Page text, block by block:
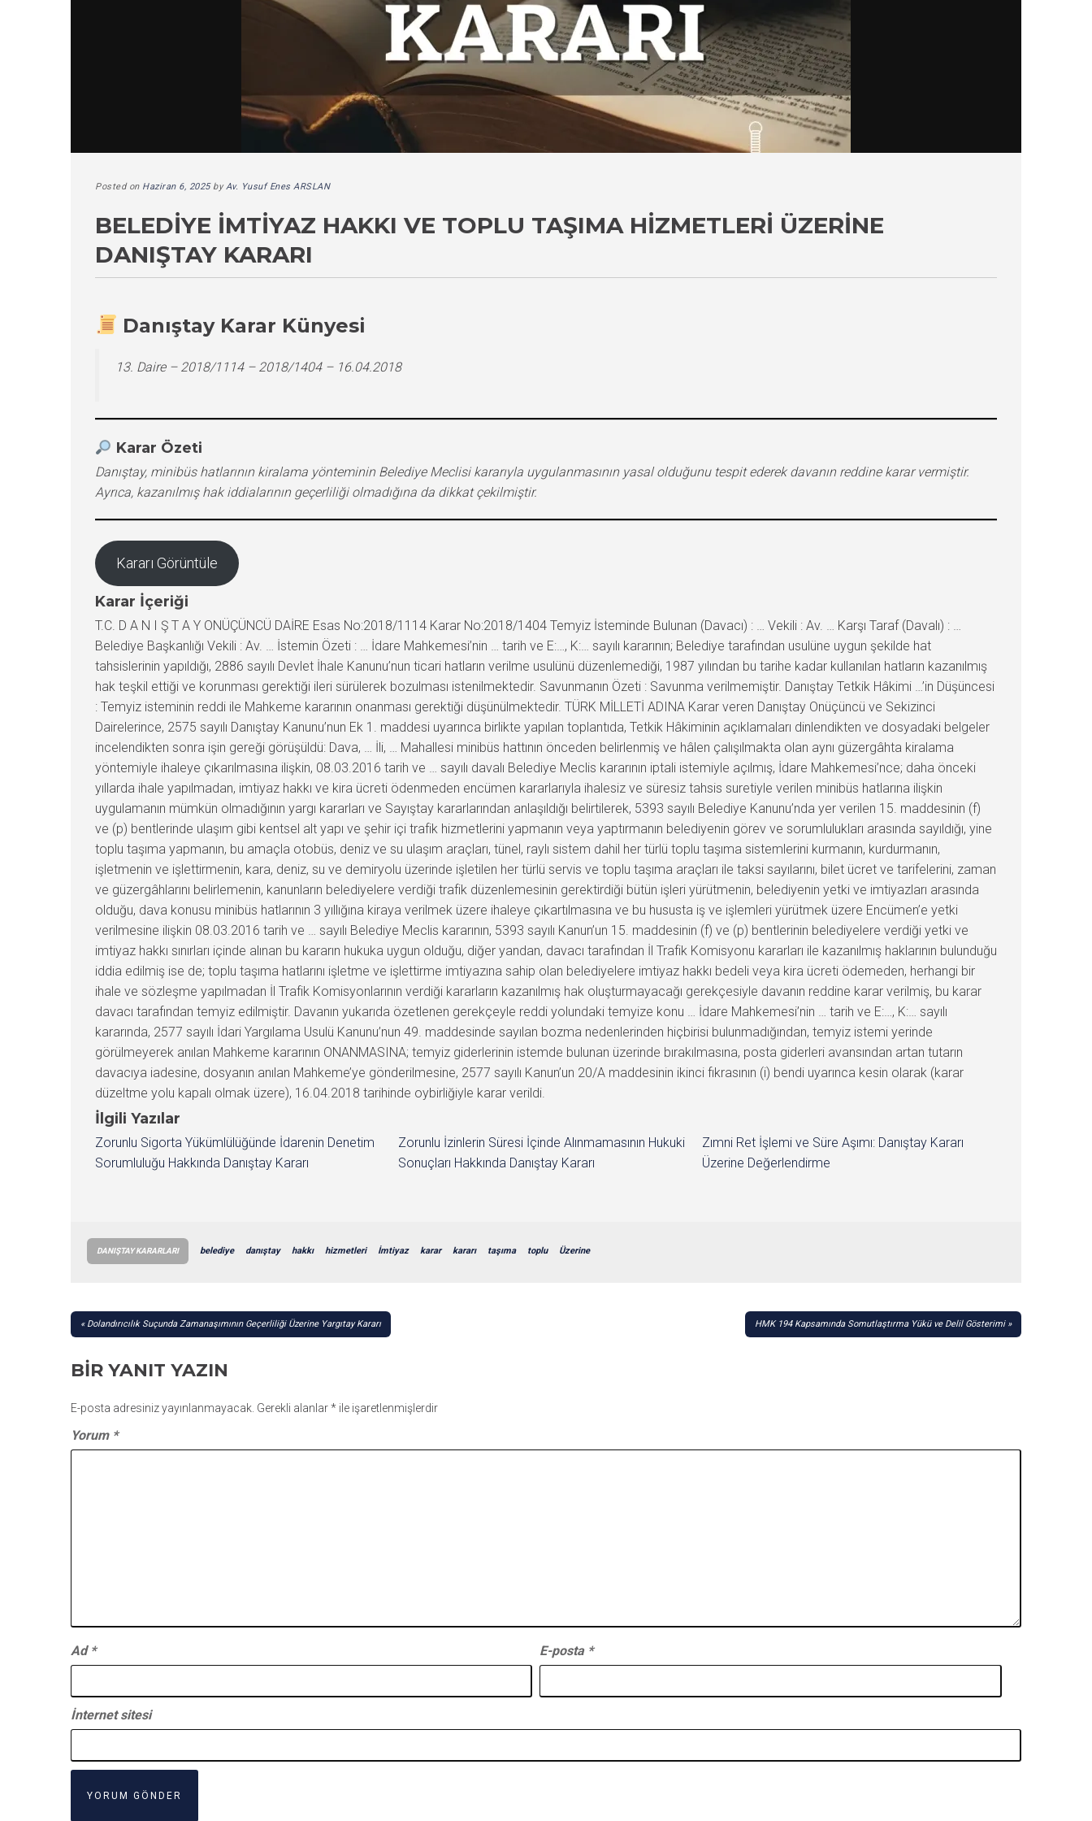
Posted on Haziran 6, 2025byAv. Yusuf Enes ARSLAN
BELEDIYE İMTIYAZ HAKKI VE TOPLU TAŞIMA HIZMETLERI ÜZERINE
DANIŞTAY KARARI
Danıştay Karar Künyesi
13. Daire – 2018/1114 – 2018/1404 – 16.04.2018
Karar Özeti
Danıştay, minibüs hatlarının kiralama yönteminin Belediye Meclisi kararıyla uygulanmasının yasal olduğunu tespit ederek davanın reddine karar vermiştir.
Ayrıca, kazanılmış hak iddialarının geçerliliği olmadığına da dikkat çekilmiştir.
Kararı Görüntüle
Karar İçeriği
T.C. D A N I Ş T A Y ONÜÇÜNCÜ DAİRE Esas No:2018/1114 Karar No:2018/1404 Temyiz İsteminde Bulunan (Davacı) : … Vekili : Av. … Karşı Taraf (Davalı) : …
Belediye Başkanlığı Vekili : Av. … İstemin Özeti : … İdare Mahkemesi’nin … tarih ve E:…, K:… sayılı kararının; Belediye tarafından usulüne uygun şekilde hat
tahsislerinin yapıldığı, 2886 sayılı Devlet İhale Kanunu’nun ticari hatların verilme usulünü düzenlemediği, 1987 yılından bu tarihe kadar kullanılan hatların kazanılmış
hak teşkil ettiği ve korunması gerektiği ileri sürülerek bozulması istenilmektedir. Savunmanın Özeti : Savunma verilmemiştir. Danıştay Tetkik Hâkimi …’in Düşüncesi
: Temyiz isteminin reddi ile Mahkeme kararının onanması gerektiği düşünülmektedir. TÜRK MİLLETİ ADINA Karar veren Danıştay Onüçüncü ve Sekizinci
Dairelerince, 2575 sayılı Danıştay Kanunu’nun Ek 1. maddesi uyarınca birlikte yapılan toplantıda, Tetkik Hâkiminin açıklamaları dinlendikten ve dosyadaki belgeler
incelendikten sonra işin gereği görüşüldü: Dava, … İli, … Mahallesi minibüs hattının önceden belirlenmiş ve hâlen çalışılmakta olan aynı güzergâhta kiralama
yöntemiyle ihaleye çıkarılmasına ilişkin, 08.03.2016 tarih ve … sayılı davalı Belediye Meclis kararının iptali istemiyle açılmış, İdare Mahkemesi’nce; daha önceki
yıllarda ihale yapılmadan, imtiyaz hakkı ve kira ücreti ödenmeden encümen kararlarıyla ihalesiz ve süresiz tahsis suretiyle verilen minibüs hatlarına ilişkin
uygulamanın mümkün olmadığının yargı kararları ve Sayıştay kararlarından anlaşıldığı belirtilerek, 5393 sayılı Belediye Kanunu’nda yer verilen 15. maddesinin (f)
ve (p) bentlerinde ulaşım gibi kentsel alt yapı ve şehir içi trafik hizmetlerini yapmanın veya yaptırmanın belediyenin görev ve sorumlulukları arasında sayıldığı, yine
toplu taşıma yapmanın, bu amaçla otobüs, deniz ve su ulaşım araçları, tünel, raylı sistem dahil her türlü toplu taşıma sistemlerini kurmanın, kurdurmanın,
işletmenin ve işlettirmenin, kara, deniz, su ve demiryolu üzerinde işletilen her türlü servis ve toplu taşıma araçları ile taksi sayılarını, bilet ücret ve tarifelerini, zaman
ve güzergâhlarını belirlemenin, kanunların belediyelere verdiği trafik düzenlemesinin gerektirdiği bütün işleri yürütmenin, belediyenin yetki ve imtiyazları arasında
olduğu, dava konusu minibüs hatlarının 3 yıllığına kiraya verilmek üzere ihaleye çıkartılmasına ve bu hususta iş ve işlemleri yürütmek üzere Encümen’e yetki
verilmesine ilişkin 08.03.2016 tarih ve … sayılı Belediye Meclis kararının, 5393 sayılı Kanun’un 15. maddesinin (f) ve (p) bentlerinin belediyelere verdiği yetki ve
imtiyaz hakkı sınırları içinde alınan bu kararın hukuka uygun olduğu, diğer yandan, davacı tarafından İl Trafik Komisyonu kararları ile kazanılmış haklarının bulunduğu
iddia edilmiş ise de; toplu taşıma hatlarını işletme ve işlettirme imtiyazına sahip olan belediyelere imtiyaz hakkı bedeli veya kira ücreti ödemeden, herhangi bir
ihale ve sözleşme yapılmadan İl Trafik Komisyonlarının verdiği kararların kazanılmış hak oluşturmayacağı gerekçesiyle davanın reddine karar verilmiş, bu karar
davacı tarafından temyiz edilmiştir. Davanın yukarıda özetlenen gerekçeyle reddi yolundaki temyize konu … İdare Mahkemesi’nin … tarih ve E:…, K:… sayılı
kararında, 2577 sayılı İdari Yargılama Usulü Kanunu’nun 49. maddesinde sayılan bozma nedenlerinden hiçbirisi bulunmadığından, temyiz istemi yerinde
görülmeyerek anılan Mahkeme kararının ONANMASINA; temyiz giderlerinin istemde bulunan üzerinde bırakılmasına, posta giderleri avansından artan tutarın
davacıya iadesine, dosyanın anılan Mahkeme’ye gönderilmesine, 2577 sayılı Kanun’un 20/A maddesinin ikinci fıkrasının (i) bendi uyarınca kesin olarak (karar
düzeltme yolu kapalı olmak üzere), 16.04.2018 tarihinde oybirliğiyle karar verildi.
İlgili Yazılar
Zorunlu Sigorta Yükümlülüğünde İdarenin Denetim
Sorumluluğu Hakkında Danıştay Kararı
Zorunlu İzinlerin Süresi İçinde Alınmamasının Hukuki
Sonuçları Hakkında Danıştay Kararı
Zımni Ret İşlemi ve Süre Aşımı: Danıştay Kararı
Üzerine Değerlendirme
DANIŞTAY KARARLARI belediye danıştay hakkı hizmetleri İmtiyaz karar kararı taşıma toplu Üzerine
YAZI
Dolandırıcılık Suçunda Zamanaşımının Geçerliliği Üzerine Yargıtay Kararı HMK 194 Kapsamında Somutlaştırma Yükü ve Delil Gösterimi
BIR YANIT YAZIN
E-posta adresiniz yayınlanmayacak. Gerekli alanlar* ile işaretlenmişlerdir
Yorum *
Ad * E-posta *
İnternet sitesi